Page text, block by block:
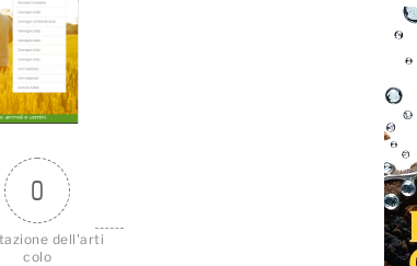
0
dell'arti
colo